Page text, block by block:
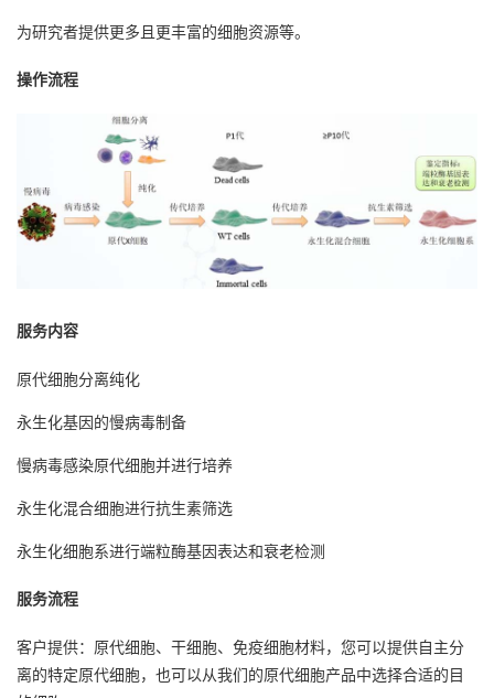
为研究者提供更多且更丰富的细胞资源等。
操作流程
服务内容
原代细胞分离纯化
永生化基因的慢病毒制备
慢病毒感染原代细胞并进行培养
永生化混合细胞进行抗生素筛选
永生化细胞系进行端粒酶基因表达和衰老检测
服务流程
客户提供：原代细胞、干细胞、免疫细胞材料，您可以提供自主分
离的特定原代细胞，也可以从我们的原代细胞产品中选择合适的目